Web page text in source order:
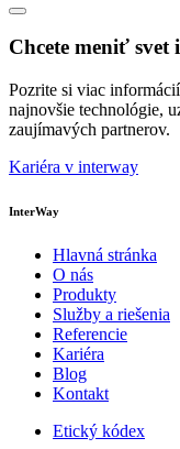
Chcete meniť svet
Pozrite si viac
najnovšie technológie,
zaujímavých partnerov.
Kariéra v interway
InterWay
Hlavná stránka
O nás
Produkty
Služby a riešenia
Referencie
Kariéra
Blog
Kontakt
Etický kódex